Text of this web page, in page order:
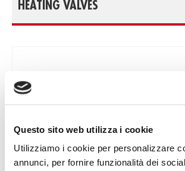
Questo sito web utilizza i cookie
Utilizziamo i cookie per personalizzare
annunci, per fornire funzionalità dei
HEATING VALVES